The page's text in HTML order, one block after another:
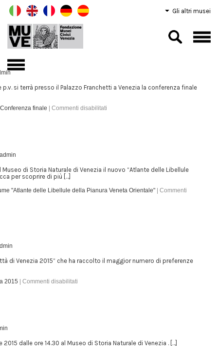
Gli altri musei
p.v. si terrà presso il Palazzo Franchetti a Venezia la conferenza finale
finale Commenti disabilitati
admin
di Storia Naturale di Venezia il nuovo “Atlante delle Libellule
per scoprire di più […]
"Atlante delle Libellule della Pianura Veneta Orientale" Commenti
di Venezia 2015” che ha raccolto il maggior numero di preferenze
2015 Commenti disabilitati
dalle ore 14.30 al Museo di Storia Naturale di Venezia . […]